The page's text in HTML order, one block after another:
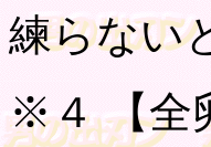
練らない
※４ 【全